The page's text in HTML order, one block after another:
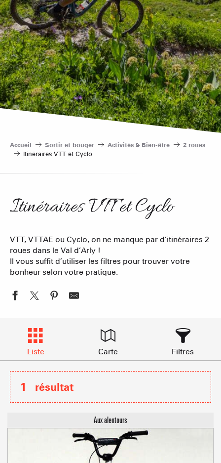
Accueil Sortir et bouger Activités & Bien-être
2 roues
Itinéraires VTT et Cyclo
Itinéraires VTT et Cyclo
VTT, VTTAE ou Cyclo, on ne manque par d’itinéraires 2
roues dans le Val d’Arly !
Il vous suffit d’utiliser les filtres pour trouver votre
bonheur selon votre pratique.
Liste Carte Filtres
1 résultat